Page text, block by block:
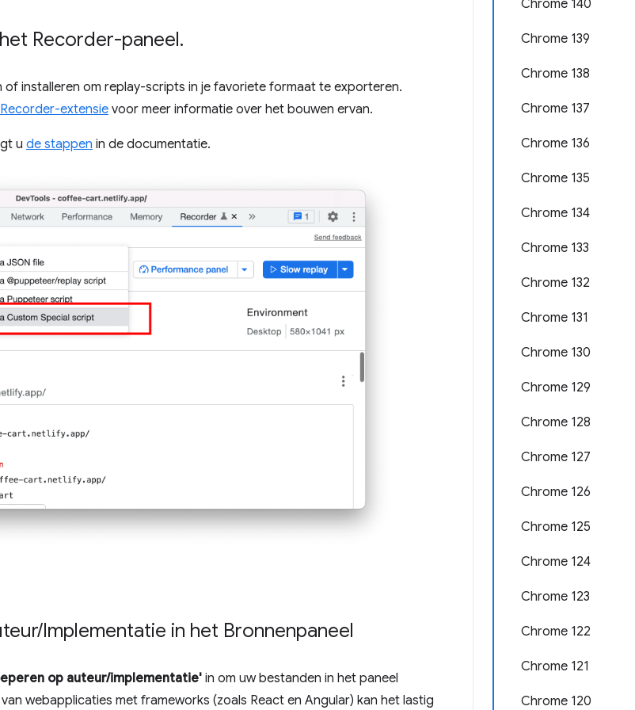
Chrome 140
Chrome 139
Chrome 138
Chrome 137
Chrome 136
Chrome 135
Chrome 134
Chrome 133
Chrome 132
Chrome 131
Chrome 130
Chrome 129
Chrome 128
Chrome 127
Chrome 126
Chrome 125
Chrome 124
Chrome 123
Chrome 122
Chrome 121
Chrome 120
Recorder-paneel.
installeren om replay-scripts in je favoriete formaat te exporteren.
extensie voor meer informatie over het bouwen ervan.
u de stappen in de documentatie.
/Implementatie in het Bronnenpaneel
op auteur/implementatie'in om uw bestanden in het paneel
webapplicaties met frameworks (zoals React en Angular) kan het lastig